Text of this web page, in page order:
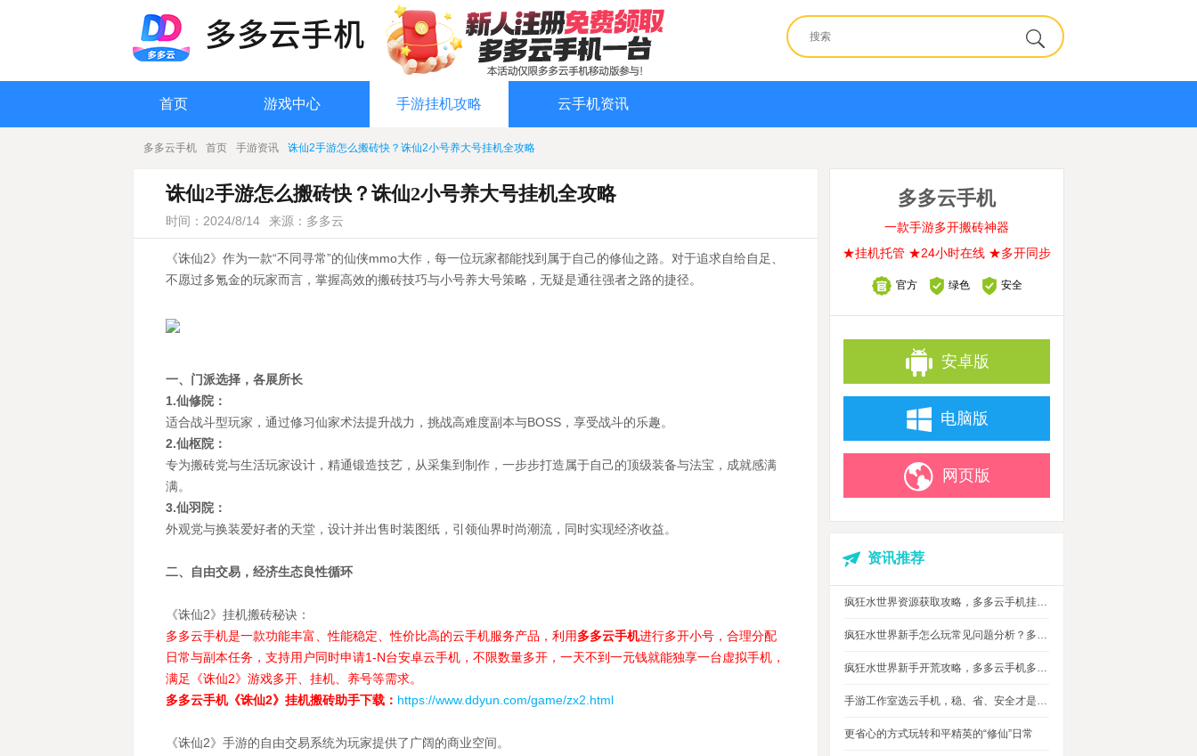
首页 游戏中心 手游挂机攻略 云手机资讯
多多云手机 首页 手游资讯 诛仙2手游怎么搬砖快？诛仙2小号养大号挂机全攻略
诛仙2手游怎么搬砖快？诛仙2小号养大号挂机全攻略
时间：2024/8/14 来源：多多云
《诛仙2》作为一款“不同寻常”的仙侠mmo大作，每一位玩家都能找到属于自己的修仙之路。对于追求自给自足、
不愿过多氪金的玩家而言，掌握高效的搬砖技巧与小号养大号策略，无疑是通往强者之路的捷径。
一、门派选择，各展所长
1.仙修院：
适合战斗型玩家，通过修习仙家术法提升战力，挑战高难度副本与BOSS，享受战斗的乐趣。
2.仙枢院：
专为搬砖党与生活玩家设计，精通锻造技艺，从采集到制作，一步步打造属于自己的顶级装备与法宝，成就感满
满。
3.仙羽院：
外观党与换装爱好者的天堂，设计并出售时装图纸，引领仙界时尚潮流，同时实现经济收益。
二、自由交易，经济生态良性循环
《诛仙2》挂机搬砖秘诀：
多多云手机是一款功能丰富、性能稳定、性价比高的云手机服务产品，利用多多云手机进行多开小号，合理分配
日常与副本任务，支持用户同时申请1-N台安卓云手机，不限数量多开，一天不到一元钱就能独享一台虚拟手机，
满足《诛仙2》游戏多开、挂机、养号等需求。
多多云手机《诛仙2》挂机搬砖助手下载： https://www.ddyun.com/game/zx2.html
《诛仙2》手游的自由交易系统为玩家提供了广阔的商业空间。
多多云手机
一款手游多开搬砖神器
★挂机托管 ★24小时在线 ★多开同步
官方 绿色 安全
安卓版
电脑版
网页版
资讯推荐
疯狂水世界资源获取攻略，多多云手机挂机搬砖自动攒材料
疯狂水世界新手怎么玩常见问题分析？多多云手机多开托管挂机升级打怪
疯狂水世界新手开荒攻略，多多云手机多开托管，自动搞定海量重复日常快速升级
手游工作室选云手机，稳、省、安全才是实在考量
更省心的方式玩转和平精英的“修仙”日常